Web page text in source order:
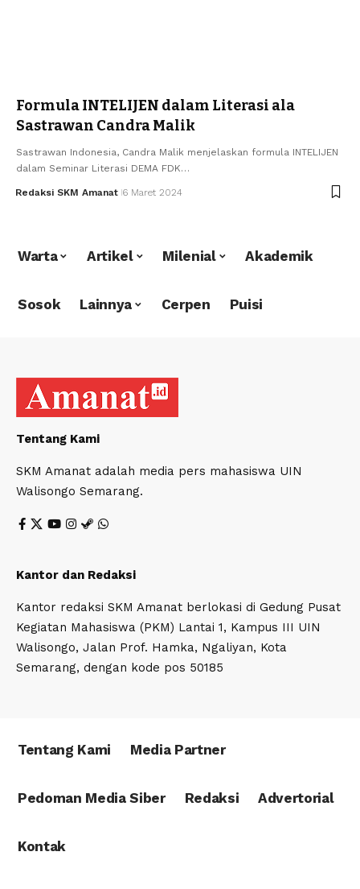
Formula INTELIJEN dalam Literasi ala
Sastrawan Candra Malik
Sastrawan Indonesia, Candra Malik menjelaskan formula INTELIJEN
dalam Seminar Literasi DEMA FDK…
Redaksi SKM Amanat 6 Maret 2024
Warta Artikel Milenial Akademik
Sosok Lainnya Cerpen Puisi
Tentang Kami
SKM Amanat adalah media pers mahasiswa UIN
Walisongo Semarang.
Kantor dan Redaksi
Kantor redaksi SKM Amanat berlokasi di Gedung Pusat
Kegiatan Mahasiswa (PKM) Lantai 1, Kampus III UIN
Walisongo, Jalan Prof. Hamka, Ngaliyan, Kota
Semarang, dengan kode pos 50185
Tentang Kami Media Partner
Pedoman Media Siber Redaksi Advertorial
Kontak